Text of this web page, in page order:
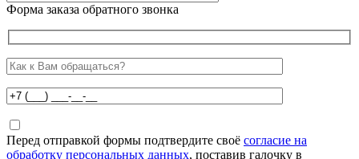
Форма заказа обратного звонка
Перед отправкой формы подтвердите своё согласие на
обработку персональных данных, поставив галочку в